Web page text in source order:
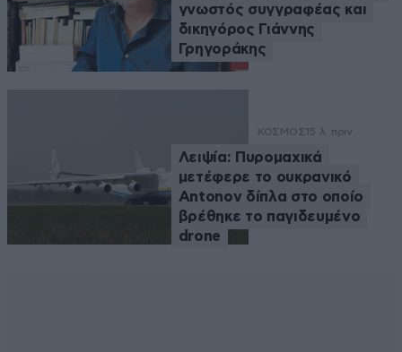
γνωστός συγγραφέας και
δικηγόρος Γιάννης
Γρηγοράκης
ΚΟΣΜΟΣ 15 λ. πριν
Λειψία: Πυρομαχικά
μετέφερε το ουκρανικό
Antonov δίπλα στο οποίο
βρέθηκε το παγιδευμένο
drone